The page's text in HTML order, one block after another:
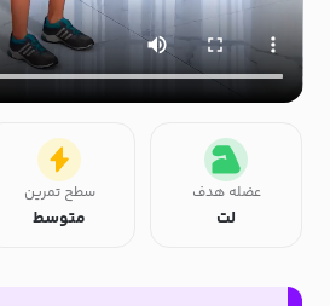
عضله هدف
لت
سطح تمرین
متوسط